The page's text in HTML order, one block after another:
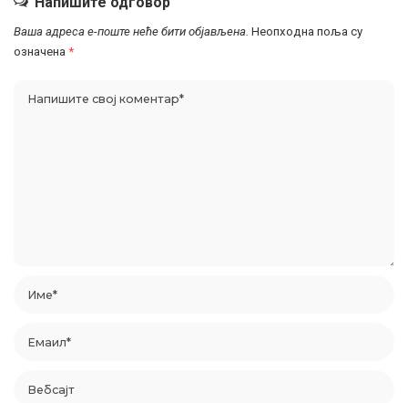
Ваша адреса е-поште неће бити објављена. Неопходна поља су
означена *